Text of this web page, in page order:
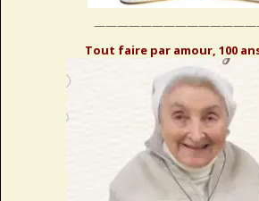
Tout faire par amour, 100